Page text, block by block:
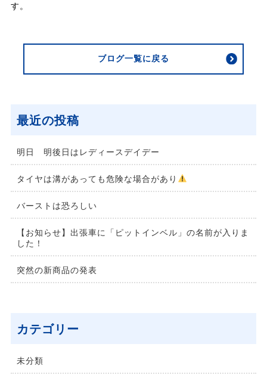
す。
ブログ一覧に戻る
最近の投稿
明日 明後日はレディースデイデー
タイヤは溝があっても危険な場合があり
バーストは恐ろしい
【お知らせ】出張車に「ピットインベル」の名前が入りま
した！
突然の新商品の発表
カテゴリー
未分類